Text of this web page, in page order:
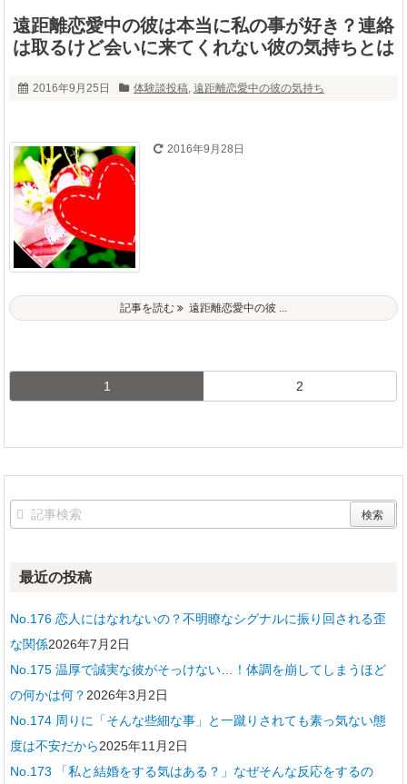
遠距離恋愛中の彼は本当に私の事が好き？連絡
は取るけど会いに来てくれない彼の気持ちとは
2016年9月25日 体験談投稿, 遠距離恋愛中の彼の気持ち
2016年9月28日
記事を読む 遠距離恋愛中の彼 ...
1 2
最近の投稿
No.176 恋人にはなれないの？不明瞭なシグナルに振り回される歪
な関係2026年7月2日
No.175 温厚で誠実な彼がそっけない…！体調を崩してしまうほど
の何かは何？ 2026年3月2日
No.174 周りに「そんな些細な事」と一蹴りされても素っ気ない態
度は不安だから2025年11月2日
No.173 「私と結婚をする気はある？」なぜそんな反応をするの